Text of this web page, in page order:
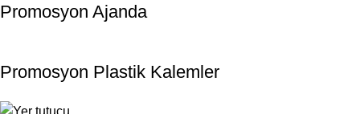
Promosyon Ajanda
Promosyon Plastik Kalemler